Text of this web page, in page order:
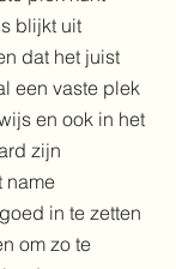
blijkt uit
dat het juist
een vaste plek
en ook in het
zijn
name
in te zetten
om zo te